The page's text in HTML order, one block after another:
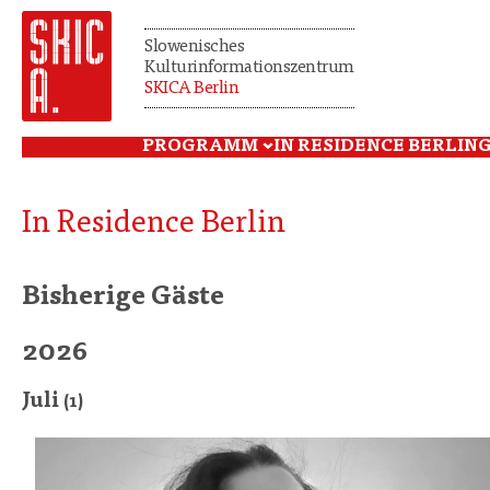
Slowenisches
Kulturinformationszentrum
SKICA Berlin
PROGRAMM IN RESIDENCE BERLIN
In Residence Berlin
Bisherige Gäste
2026
Juli (1)